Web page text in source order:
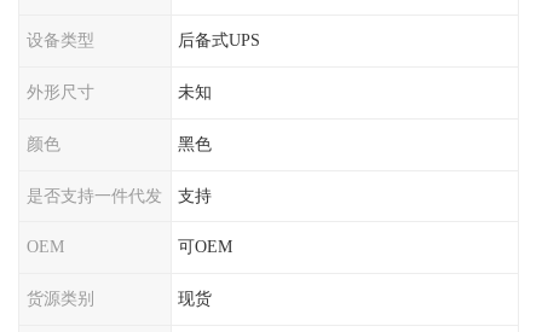
设备类型 后备式UPS
外形尺寸 未知
颜色 黑色
是否支持一件代发 支持
OEM 可OEM
货源类别 现货